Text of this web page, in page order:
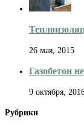
26 мая, 2015
Газобетон
9 октября,
Рубрики